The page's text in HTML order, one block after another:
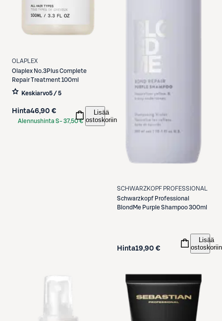
OLAPLEX
Olaplex No.3Plus Complete
Repair Treatment 100ml
Keskiarvo5 / 5
Hinta46,90 €
Alennushinta S-37,50 €
Lisää
ostoskoriin
SCHWARZKOPF PROFESSIONAL
Schwarzkopf Professional
BlondMe Purple Shampoo 300ml
Hinta19,90 €
Lisää
ostoskoriin